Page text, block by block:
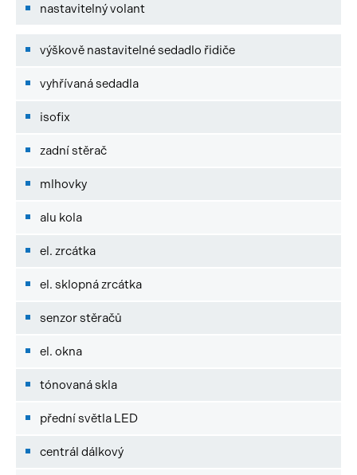
nastavitelný volant
výškově nastavitelné sedadlo řidiče
vyhřívaná sedadla
isofix
zadní stěrač
mlhovky
alu kola
el. zrcátka
el. sklopná zrcátka
senzor stěračů
el. okna
tónovaná skla
přední světla LED
centrál dálkový